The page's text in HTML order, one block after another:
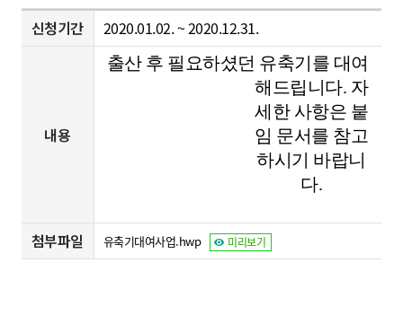
신청기간 2020.01.02. ~ 2020.12.31.
내용
출산 후 필요하셨던 유축기를 대여
해드립니다. 자
세한 사항은 붙
임 문서를 참고
하시기 바랍니
다.
첨부파일 유축기대여사업.hwp 미리보기